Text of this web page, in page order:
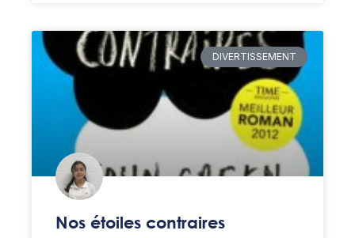
DIVERTISSEMENT
Nos étoiles contraires